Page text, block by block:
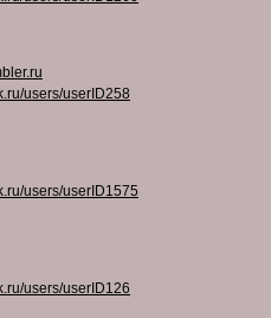
users/userID258
users/userID1575
users/userID126